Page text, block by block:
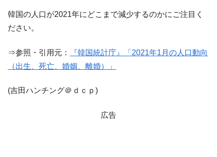
は韓国で『BYD』車は売れている。6カ月で対前年同期比
1.9倍！
く空港に詰めかけ「出て行け！」「極右勢力」のプラカー
ドを掲げる「在韓反米勢力」
ータセンター整備」⇒ だから無理だってば。
韓国の人口が2021年にどこまで減少するのかにご注目く
ださい。
⇒参照・引用元：
『韓国統計庁』「2021年1月の人口動向
（出生、死亡、婚姻、離婚）」
(吉田ハンチング＠ｄｃｐ)
広告